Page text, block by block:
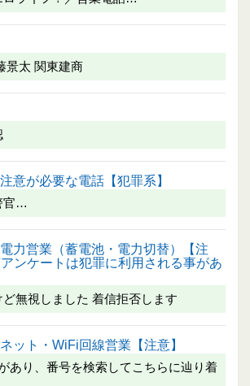
景太 関東建商
意が必要な電話【犯罪系】
官…
力営業（蓄電池・電力切替）【注
ンケートは犯罪に利用される事があ
無視しました 着信拒否します
ット・WiFi回線営業【注意】
あり、番号を検索してこちらに辿り着